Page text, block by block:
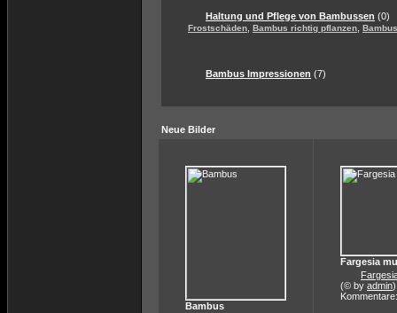
Haltung und Pflege von Bambussen (0)
Frostschäden Bambus richtig pflanzen
Bambus Impressionen (7)
Neue Bilder
Bambus
Fargesia
(© by admin)